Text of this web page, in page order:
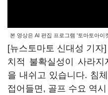
본 영상은 AI 편집 프로그램 '토마토아이
[뉴스토마토 신대성 기자
치적 불확실성이 사라
을 내쉬고 있습니다. 침
접어들면, 골프 수요 역